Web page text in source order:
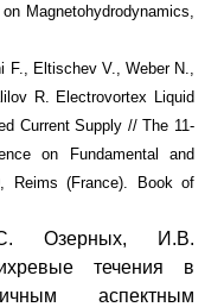
Magnetohydrodynamics,
Eltischev V., Weber N.,
R. Electrovortex Liquid
Current Supply // The 11-
on Fundamental and
Reims (France). Book of
Озерных, И.В.
течения в
аспектным